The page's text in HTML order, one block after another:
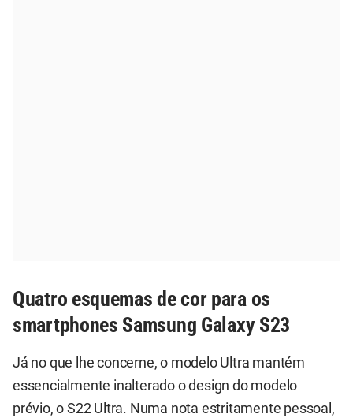
Quatro esquemas de cor para os
smartphones Samsung Galaxy S23
Já no que lhe concerne, o modelo Ultra mantém
essencialmente inalterado o design do modelo
prévio, o S22 Ultra. Numa nota estritamente pessoal,